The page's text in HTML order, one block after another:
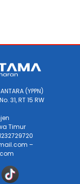
(YPPN)
31, RT 15 RW
Timur
–